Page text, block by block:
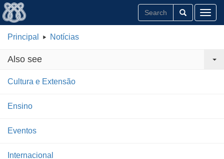
Principal Notícias
Also see
Cultura e Extensão
Ensino
Eventos
Internacional